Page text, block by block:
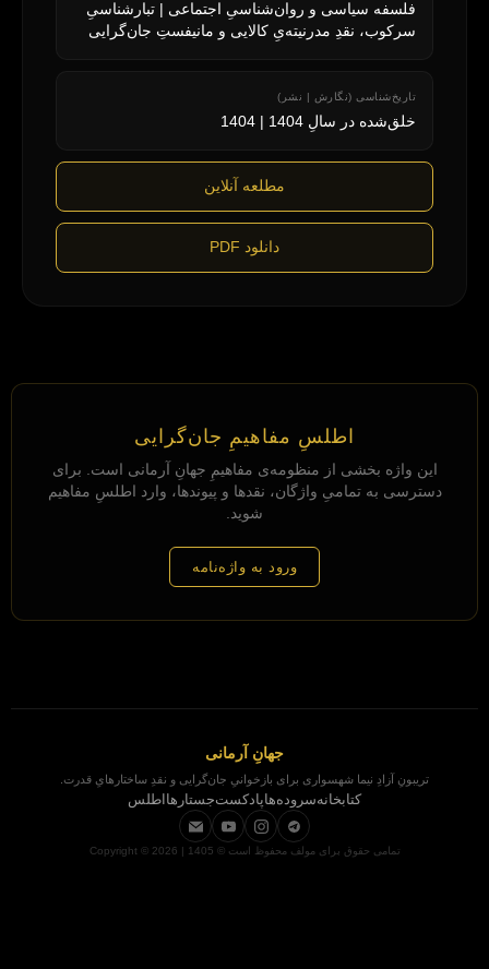
فلسفه سیاسی و روان‌شناسیِ اجتماعی | تبارشناسیِ
سرکوب، نقدِ مدرنیته‌یِ کالایی و مانیفستِ جان‌گرایی
خلق‌شده در سالِ 1404 | 1404
مطلعه آنلاین
دانلود PDF
اطلسِ مفاهیمِ جان‌گرایی
این واژه بخشی از منظومه‌ی مفاهیمِ جهانِ آرمانی است. برای
دسترسی به تمامیِ واژگان، نقدها و پیوندها، وارد اطلسِ مفاهیم
شوید.
ورود به واژه‌نامه
جهانِ آرمانی
تریبونِ آزادِ نیما شهسواری برای بازخوانیِ جان‌گرایی و نقدِ ساختارهایِ قدرت.
کتابخانهسروده‌هاپادکستجستارها اطلس
تمامی حقوق برای مولف محفوظ است © 1405 | Copyright © 2026